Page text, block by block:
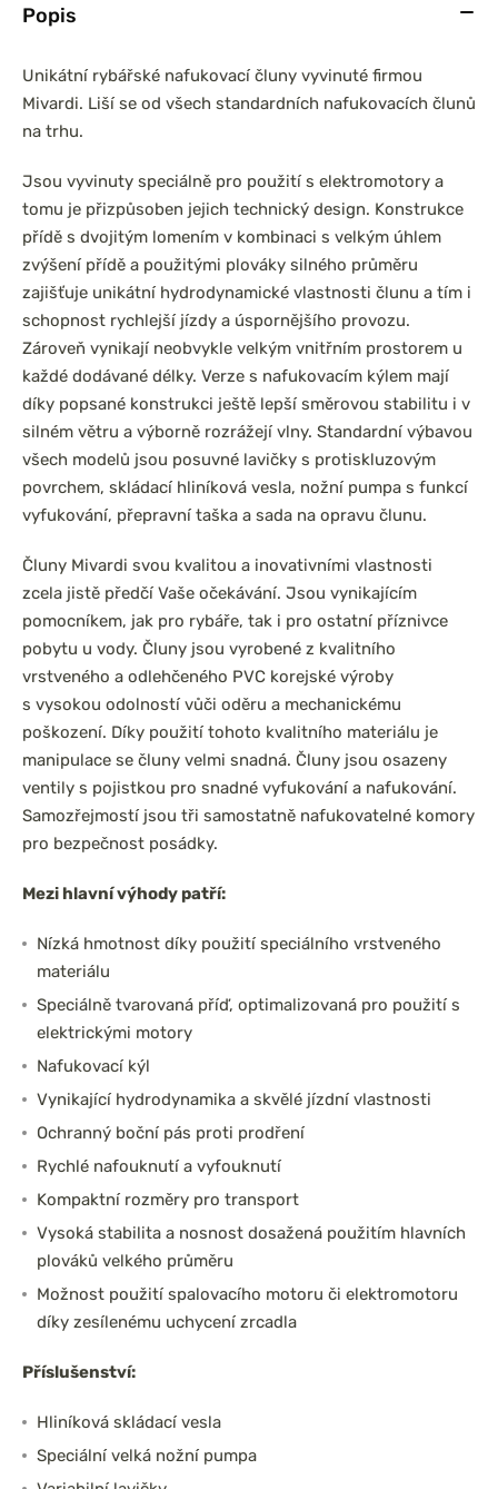
Popis
Unikátní rybářské nafukovací čluny vyvinuté firmou
Mivardi. Liší se od všech standardních nafukovacích člunů
na trhu.
Jsou vyvinuty speciálně pro použití s elektromotory a
tomu je přizpůsoben jejich technický design. Konstrukce
přídě s dvojitým lomením v kombinaci s velkým úhlem
zvýšení přídě a použitými plováky silného průměru
zajišťuje unikátní hydrodynamické vlastnosti člunu a tím i
schopnost rychlejší jízdy a úspornějšího provozu.
Zároveň vynikají neobvykle velkým vnitřním prostorem u
každé dodávané délky. Verze s nafukovacím kýlem mají
díky popsané konstrukci ještě lepší směrovou stabilitu i v
silném větru a výborně rozrážejí vlny. Standardní výbavou
všech modelů jsou posuvné lavičky s protiskluzovým
povrchem, skládací hliníková vesla, nožní pumpa s funkcí
vyfukování, přepravní taška a sada na opravu člunu.
Čluny Mivardi svou kvalitou a inovativními vlastnosti
zcela jistě předčí Vaše očekávání. Jsou vynikajícím
pomocníkem, jak pro rybáře, tak i pro ostatní příznivce
pobytu u vody. Čluny jsou vyrobené z kvalitního
vrstveného a odlehčeného PVC korejské výroby
s vysokou odolností vůči oděru a mechanickému
poškození. Díky použití tohoto kvalitního materiálu je
manipulace se čluny velmi snadná. Čluny jsou osazeny
ventily s pojistkou pro snadné vyfukování a nafukování.
Samozřejmostí jsou tři samostatně nafukovatelné komory
pro bezpečnost posádky.
Mezi hlavní výhody patří:
Nízká hmotnost díky použití speciálního vrstveného
materiálu
Speciálně tvarovaná příď, optimalizovaná pro použití s
elektrickými motory
Nafukovací kýl
Vynikající hydrodynamika a skvělé jízdní vlastnosti
Ochranný boční pás proti prodření
Rychlé nafouknutí a vyfouknutí
Kompaktní rozměry pro transport
Vysoká stabilita a nosnost dosažená použitím hlavních
plováků velkého průměru
Možnost použití spalovacího motoru či elektromotoru
díky zesílenému uchycení zrcadla
Příslušenství:
Hliníková skládací vesla
Speciální velká nožní pumpa